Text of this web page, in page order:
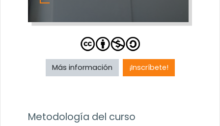
Más información ¡Inscríbete!
Metodología del curso